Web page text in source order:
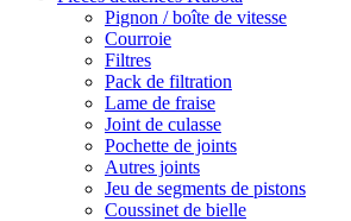
Pignon / boîte de vitesse
Courroie
Filtres
Pack de filtration
Lame de fraise
Joint de culasse
Pochette de joints
Autres joints
Jeu de segments de pistons
Coussinet de bielle